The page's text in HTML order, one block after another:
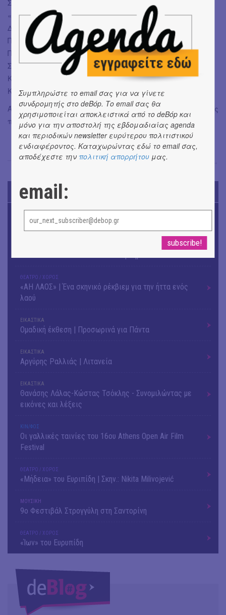
Σάββατο 12 Ιουλίου | Υπαίθριο Θέατρο Δελφών
«Φρύνιχος» – Δελφοί
Δευτέρα 14 & Τρίτη 15 Ιουλίου | Δημοτικό Κηποθέατρο
Παπάγου
Πέμπτη 17 Ιουλίου | Δημοτικό Θέατρο Λυκαβηττού
Σάββατο 19 Ιουλίου | Θέατρο Αρχαίας Ήλιδας
Κυριακή 20 Ιουλίου | Νέο Ανοιχτό Δημοτικό Θέατρο
Καλαμάτας
Άμεσα θα ανακοινωθούν όλοι οι σταθμοί της καλοκαιρινής
περιοδείας.
TODAY'S EVENTS
16o Samos Young Artists Festival
ΘΕΑΤΡΟ / ΧΟΡΟΣ
«ΑΗ ΛΑΟΣ» | Ένα σκηνικό ρέκβιεμ για την ήττα ενός
λαού
ΕΙΚΑΣΤΙΚΑ
Ομαδική έκθεση | Προσωρινά για Πάντα
ΕΙΚΑΣΤΙΚΑ
Αργύρης Ραλλιάς | Λιτανεία
ΕΙΚΑΣΤΙΚΑ
Θανάσης Λάλας-Κώστας Τσόκλης - Συνομιλώντας με
εικόνες και λέξεις
ΚΙΝ/ΦΟΣ
Οι γαλλικές ταινίες του 16ου Athens Open Air Film
Festival
ΘΕΑΤΡΟ / ΧΟΡΟΣ
«Μήδεια» του Ευριπίδη | Σκην.: Nikita Milivojević
ΜΟΥΣΙΚΗ
9o Φεστιβάλ Στρογγύλη στη Σαντορίνη
ΘΕΑΤΡΟ / ΧΟΡΟΣ
«Ίων» του Ευρυπίδη
Συμπληρώστε το email σας για να γίνετε
συνδρομητής στο deBόp. Το email σας θα
χρησιμοποιείται αποκλειστικά από το deBόp και
μόνο για την αποστολή της εβδομαδιαίας agenda
και περιοδικών newsletter ευρύτερου πολιτιστικού
ενδιαφέροντος. Καταχωρώντας εδώ το email σας,
αποδέχεστε την πολιτική απορρήτου μας.
email: